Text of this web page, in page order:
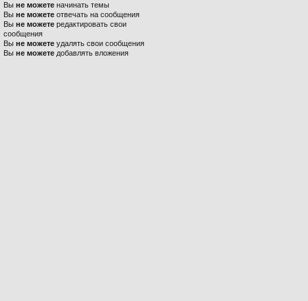
Вы не можете начинать темы
Вы не можете отвечать на сообщения
Вы не можете редактировать свои
сообщения
Вы не можете удалять свои сообщения
Вы не можете добавлять вложения